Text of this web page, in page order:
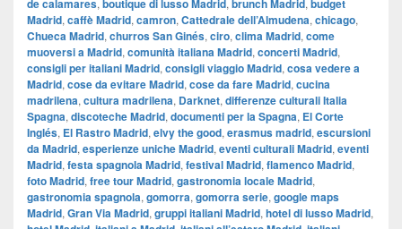
de calamares, boutique di lusso Madrid, brunch Madrid, budget
Madrid, caffè Madrid, camron, Cattedrale dell’Almudena, chicago,
Chueca Madrid, churros San Ginés, ciro, clima Madrid, come
muoversi a Madrid, comunità italiana Madrid, concerti Madrid,
consigli per italiani Madrid, consigli viaggio Madrid, cosa vedere a
Madrid, cose da evitare Madrid, cose da fare Madrid, cucina
madrilena, cultura madrilena, Darknet, differenze culturali Italia
Spagna, discoteche Madrid, documenti per la Spagna, El Corte
Inglés, El Rastro Madrid, elvy the good, erasmus madrid, escursioni
da Madrid, esperienze uniche Madrid, eventi culturali Madrid, eventi
Madrid, festa spagnola Madrid, festival Madrid, flamenco Madrid,
foto Madrid, free tour Madrid, gastronomia locale Madrid,
gastronomia spagnola, gomorra, gomorra serie, google maps
Madrid, ​​Gran Via Madrid, gruppi italiani Madrid, hotel di lusso Madrid,